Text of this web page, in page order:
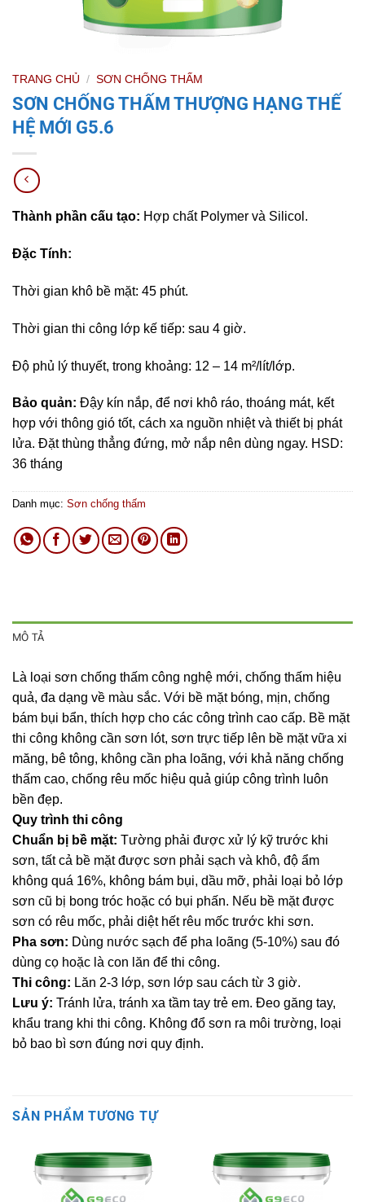
TRANG CHỦ / SƠN CHỐNG THẤM
SƠN CHỐNG THẤM THƯỢNG HẠNG THẾ
HỆ MỚI G5.6
Thành phần cấu tạo: Hợp chất Polymer và Silicol.
Đặc Tính:
Thời gian khô bề mặt: 45 phút.
Thời gian thi công lớp kế tiếp: sau 4 giờ.
Độ phủ lý thuyết, trong khoảng: 12 – 14 m²/lít/lớp.
Bảo quản: Đậy kín nắp, để nơi khô ráo, thoáng mát, kết
hợp với thông gió tốt, cách xa nguồn nhiệt và thiết bị phát
lửa. Đặt thùng thẳng đứng, mở nắp nên dùng ngay. HSD:
36 tháng
Danh mục: Sơn chống thấm
MÔ TẢ
Là loại sơn chống thấm công nghệ mới, chống thấm hiệu
quả, đa dạng về màu sắc. Với bề mặt bóng, mịn, chống
bám bụi bẩn, thích hợp cho các công trình cao cấp. Bề mặt
thi công không cần sơn lót, sơn trực tiếp lên bề mặt vữa xi
măng, bê tông, không cần pha loãng, với khả năng chống
thấm cao, chống rêu mốc hiệu quả giúp công trình luôn
bền đẹp.
Quy trình thi công
Chuẩn bị bề mặt: Tường phải được xử lý kỹ trước khi
sơn, tất cả bề mặt được sơn phải sạch và khô, độ ẩm
không quá 16%, không bám bụi, dầu mỡ, phải loại bỏ lớp
sơn cũ bị bong tróc hoặc có bụi phấn. Nếu bề mặt được
sơn có rêu mốc, phải diệt hết rêu mốc trước khi sơn.
Pha sơn: Dùng nước sạch để pha loãng (5-10%) sau đó
dùng cọ hoặc là con lăn để thi công.
Thi công: Lăn 2-3 lớp, sơn lớp sau cách từ 3 giờ.
Lưu ý: Tránh lửa, tránh xa tầm tay trẻ em. Đeo găng tay,
khẩu trang khi thi công. Không đổ sơn ra môi trường, loại
bỏ bao bì sơn đúng nơi quy định.
SẢN PHẨM TƯƠNG TỰ